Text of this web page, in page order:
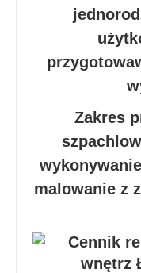
Zakres
malowanie z